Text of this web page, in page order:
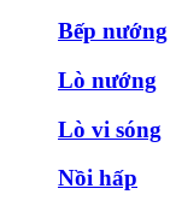
Bếp nướng
Lò nướng
Lò vi sóng
Nồi hấp